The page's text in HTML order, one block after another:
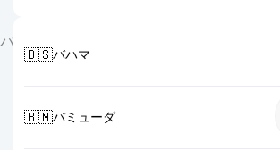
バ
🇧🇸バハマ
🇧🇲バミューダ